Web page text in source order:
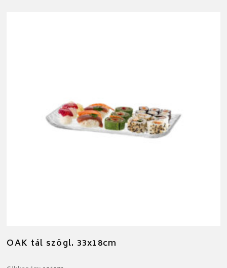
OAK tál szögl. 33x18cm